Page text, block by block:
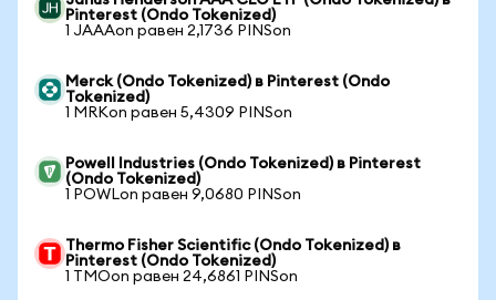
Pinterest (Ondo Tokenized)
1 JAAAon равен 2,1736 PINSon
Merck (Ondo Tokenized) в Pinterest (Ondo
Tokenized)
1 MRKon равен 5,4309 PINSon
Powell Industries (Ondo Tokenized) в Pinterest
(Ondo Tokenized)
1 POWLon равен 9,0680 PINSon
Thermo Fisher Scientific (Ondo Tokenized) в
Pinterest (Ondo Tokenized)
1 TMOon равен 24,6861 PINSon